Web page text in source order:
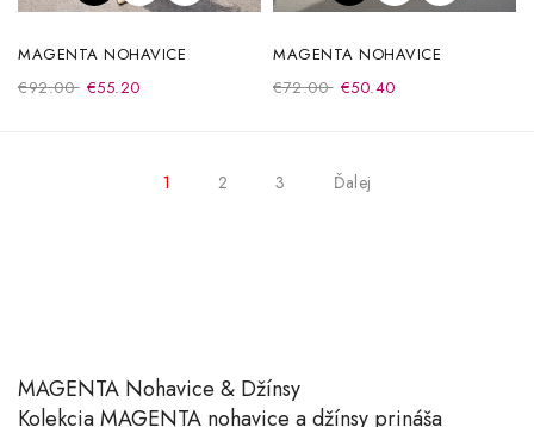
MAGENTA NOHAVICE
€92.00 €55.20
MAGENTA NOHAVICE
€72.00 €50.40
1 2 3 Ďalej
MAGENTA Nohavice & Džínsy
KolekciaMAGENTA nohavice a džínsy prináša